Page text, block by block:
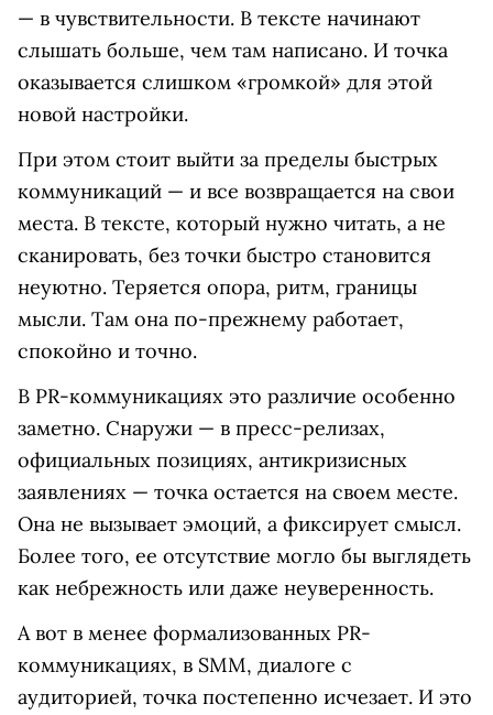
— в чувствительности. В тексте начинают
слышать больше, чем там написано. И точка
оказывается слишком «громкой» для этой
новой настройки.
При этом стоит выйти за пределы быстрых
коммуникаций — и все возвращается на свои
места. В тексте, который нужно читать, а не
сканировать, без точки быстро становится
неуютно. Теряется опора, ритм, границы
мысли. Там она по-прежнему работает,
спокойно и точно.
В PR-коммуникациях это различие особенно
заметно. Снаружи — в пресс-релизах,
официальных позициях, антикризисных
заявлениях — точка остается на своем месте.
Она не вызывает эмоций, а фиксирует смысл.
Более того, ее отсутствие могло бы выглядеть
как небрежность или даже неуверенность.
А вот в менее формализованных PR-
коммуникациях, в SMM, диалоге с
аудиторией, точка постепенно исчезает. И это